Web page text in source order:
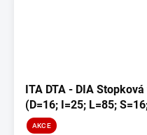
ITA DTA - DIA
(D=16; I=25; L=85;
AKCE